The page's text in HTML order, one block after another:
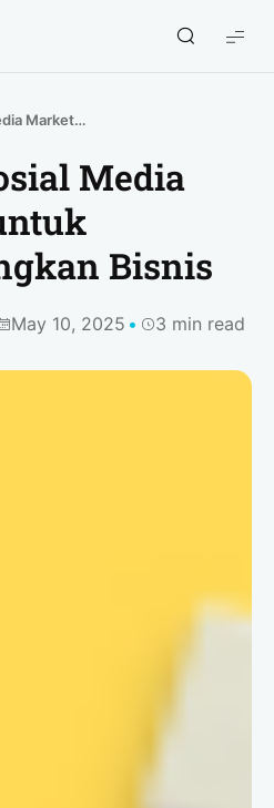
4 Strategi Sosial Media Marketing untuk Mengembangkan Bisnis
Media
Bisnis
May 10, 2025 3 min read